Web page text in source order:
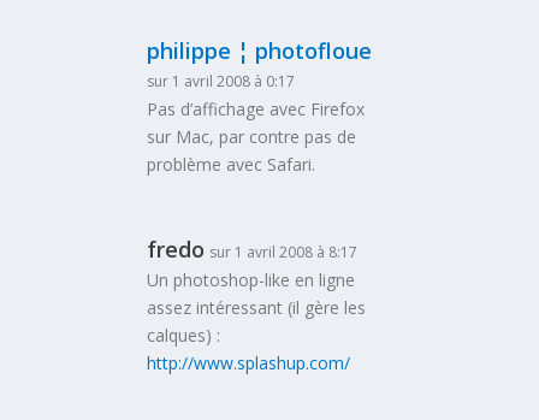
philippe ¦ photofloue
sur 1 avril 2008 à 0:17
Pas d’affichage avec Firefox
sur Mac, par contre pas de
problème avec Safari.
fredo sur 1 avril 2008 à 8:17
Un photoshop-like en ligne
assez intéressant (il gère les
calques) :
http://www.splashup.com/